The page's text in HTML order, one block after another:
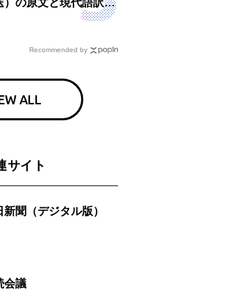
）の原文と現代語訳を
もう一つの「終戦の
Recommended by
ALL
サイト
新聞（デジタル版）
会議